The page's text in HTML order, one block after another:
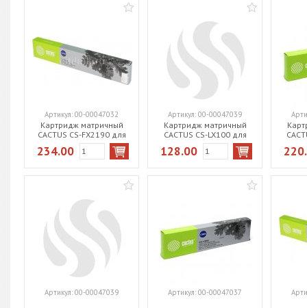
Картридж матричный
CACTUS CS-FX2190 для
Epson FX-2190 / LQ-2
Артикул: 00-00047032
234.00
Картридж матричный
CACTUS CS-LX100 для
Epson LX-100/ActionPr
Артикул: 00-00047039
128.00
Артикул: 00-00047039 Артикул: 00-00047037